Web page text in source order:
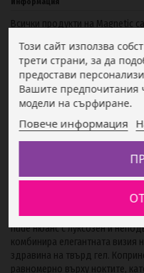
Всички продукти на Magnetic
Liquid Builder Gel Cashmere
nude нюанс с луксозен и
комбинира елегантната визия
здравина на твърд гел.
равномерно върху ноктите,
Този сайт използва
трети страни, за да
предостави
Вашите предпочитания
модели на сърфиране.
Повече информация